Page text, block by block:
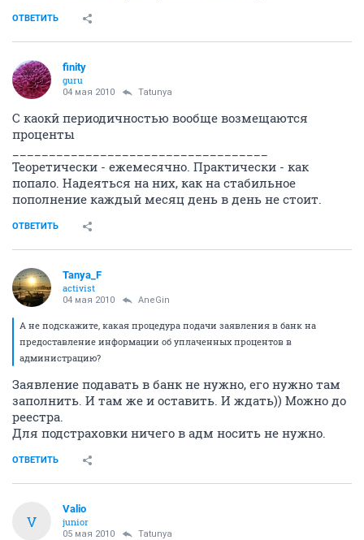
ОТВЕТИТЬ
finity
guru
04 мая 2010 Tatunya
С каокй периодичностью вообще возмещаются
проценты
Теоретически - ежемесячно. Практически - как
попало. Надеяться на них, как на стабильное
пополнение каждый месяц день в день не стоит.
ОТВЕТИТЬ
Tanya_F
activist
04 мая 2010 AneGin
А не подскажите, какая процедура подачи заявления в банк на
предоставление информации об уплаченных процентов в
администрацию?
Заявление подавать в банк не нужно, его нужно там
заполнить. И там же и оставить. И ждать)) Можно до
реестра.
Для подстраховки ничего в адм носить не нужно.
ОТВЕТИТЬ
V
Valio
junior
05 мая 2010 Tatunya